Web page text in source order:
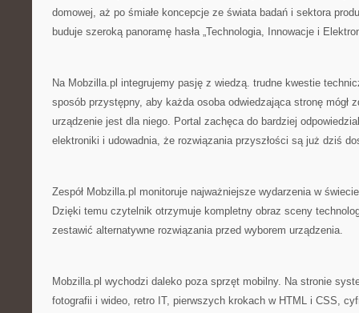
domowej, aż po śmiałe koncepcje ze świata badań i sektora
buduje szeroką panoramę hasła „Technologia, Innowacje i
Na Mobzilla.pl integrujemy pasję z wiedzą. trudne kwestie
sposób przystępny, aby każda osoba odwiedzająca stronę mógł
urządzenie jest dla niego. Portal zachęca do bardziej
elektroniki i udowadnia, że rozwiązania przyszłości są już dziś
Zespół Mobzilla.pl monitoruje najważniejsze wydarzenia w
Dzięki temu czytelnik otrzymuje kompletny obraz sceny
zestawić alternatywne rozwiązania przed wyborem urządzenia.
Mobzilla.pl wychodzi daleko poza sprzęt mobilny. Na stronie
fotografii i wideo, retro IT, pierwszych krokach w HTML i CSS,